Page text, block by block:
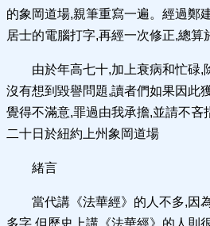
的象岡道場,親筆重寫一遍。經過鄭
居士的電腦打字,再經一次修正,總算
由於年高七十,加上衰病和忙碌,
沒有想到毀譽問題,讀者們如果因此
覺得不滿意,罪過由我承擔,並請不吝
二十日於紐約上州象岡道場
緒言
當代講《法華經》的人不多,因
多字,但歷史上講《法華經》的人則